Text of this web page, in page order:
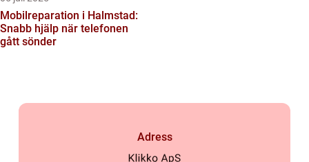
Mobilreparation i Halmstad:
Snabb hjälp när telefonen
gått sönder
Adress